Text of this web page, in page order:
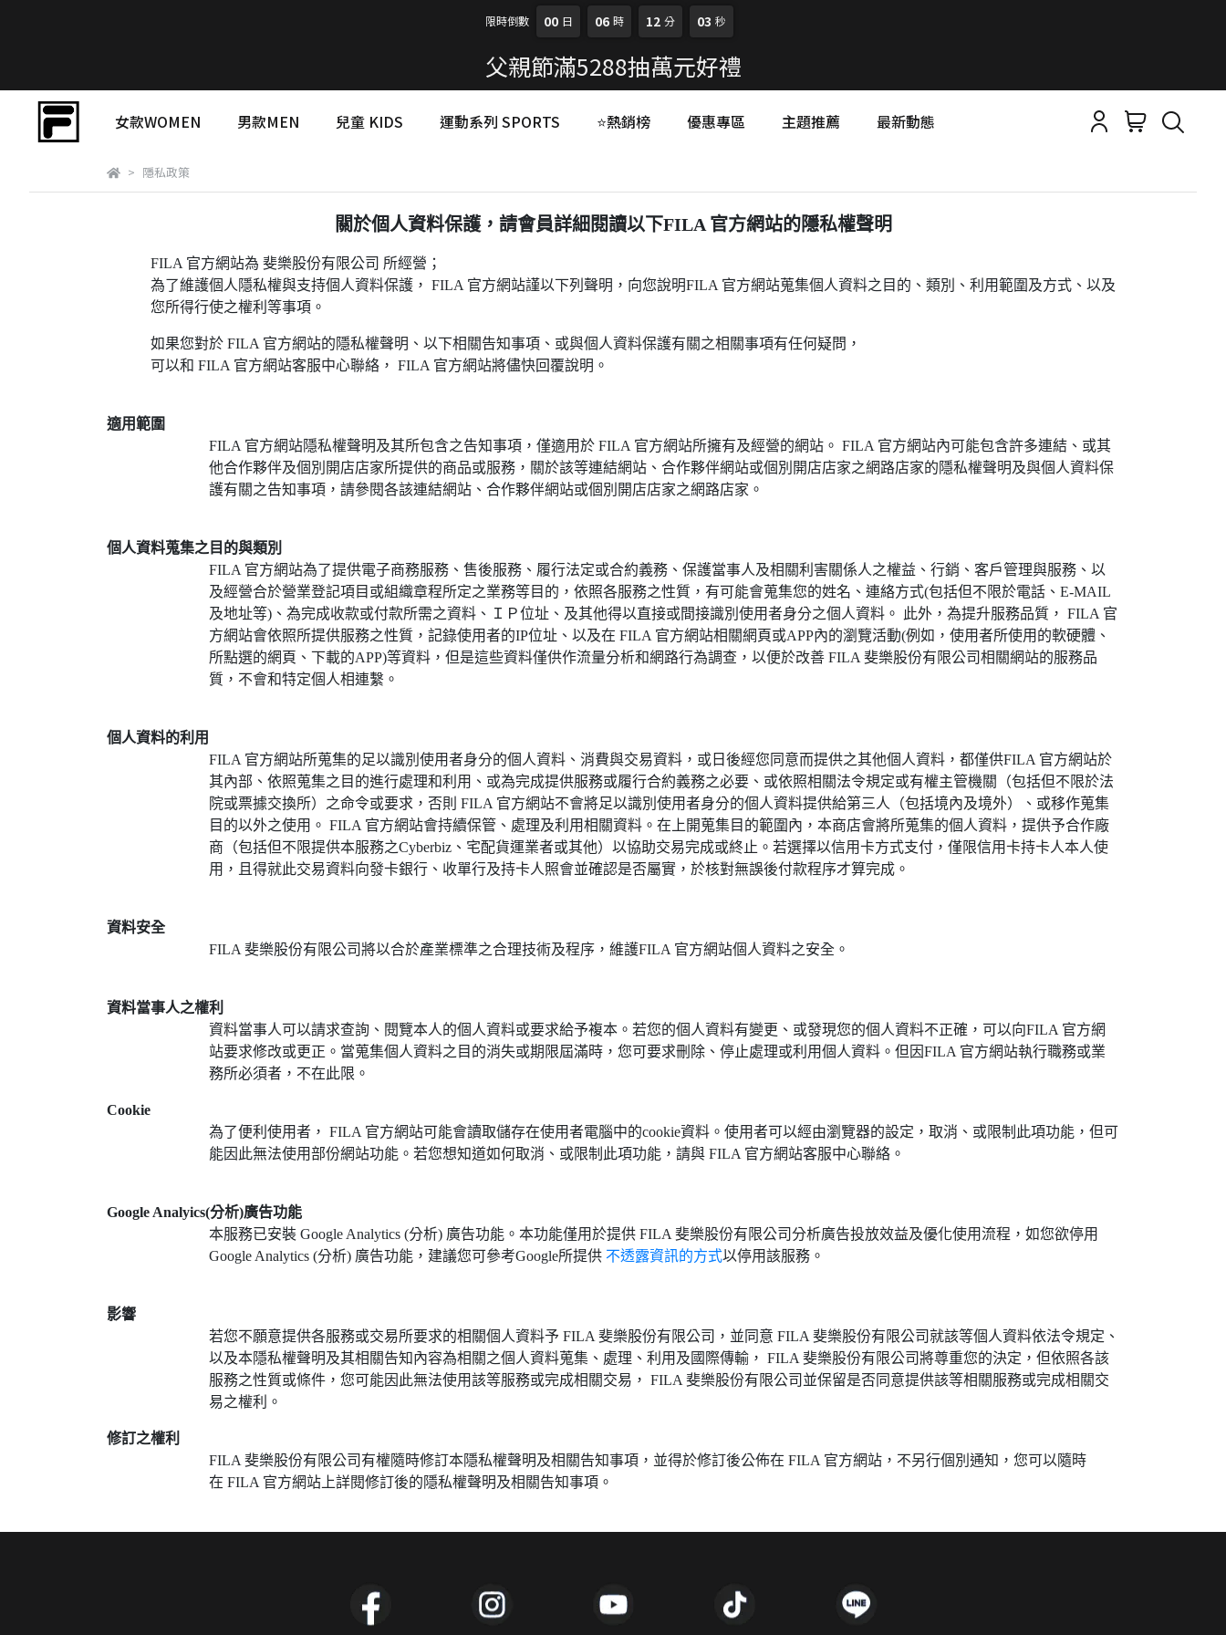
限時倒數 00 日 06 時 12 分 03 秒
父親節滿5288抽萬元好禮
女款WOMEN 男款MEN 兒童 KIDS 運動系列 SPORTS ⭐熱銷榜 優惠專區 主題推薦 最新動態
隱私政策
關於個人資料保護，請會員詳細閱讀以下FILA 官方網站的隱私權聲明
FILA 官方網站為 斐樂股份有限公司 所經營；
為了維護個人隱私權與支持個人資料保護， FILA 官方網站謹以下列聲明，向您說明FILA 官方網站蒐集個人資料之目的、類別、利用範圍及方式、以及
您所得行使之權利等事項。
如果您對於 FILA 官方網站的隱私權聲明、以下相關告知事項、或與個人資料保護有關之相關事項有任何疑問，
可以和 FILA 官方網站客服中心聯絡， FILA 官方網站將儘快回覆說明。
適用範圍
FILA 官方網站隱私權聲明及其所包含之告知事項，僅適用於 FILA 官方網站所擁有及經營的網站。 FILA 官方網站內可能包含許多連結、或其
他合作夥伴及個別開店店家所提供的商品或服務，關於該等連結網站、合作夥伴網站或個別開店店家之網路店家的隱私權聲明及與個人資料保
護有關之告知事項，請參閱各該連結網站、合作夥伴網站或個別開店店家之網路店家。
個人資料蒐集之目的與類別
FILA 官方網站為了提供電子商務服務、售後服務、履行法定或合約義務、保護當事人及相關利害關係人之權益、行銷、客戶管理與服務、以
及經營合於營業登記項目或組織章程所定之業務等目的，依照各服務之性質，有可能會蒐集您的姓名、連絡方式(包括但不限於電話、E-MAIL
及地址等)、為完成收款或付款所需之資料、ＩＰ位址、及其他得以直接或間接識別使用者身分之個人資料。 此外，為提升服務品質， FILA 官
方網站會依照所提供服務之性質，記錄使用者的IP位址、以及在 FILA 官方網站相關網頁或APP內的瀏覽活動(例如，使用者所使用的軟硬體、
所點選的網頁、下載的APP)等資料，但是這些資料僅供作流量分析和網路行為調查，以便於改善 FILA 斐樂股份有限公司相關網站的服務品
質，不會和特定個人相連繫。
個人資料的利用
FILA 官方網站所蒐集的足以識別使用者身分的個人資料、消費與交易資料，或日後經您同意而提供之其他個人資料，都僅供FILA 官方網站於
其內部、依照蒐集之目的進行處理和利用、或為完成提供服務或履行合約義務之必要、或依照相關法令規定或有權主管機關（包括但不限於法
院或票據交換所）之命令或要求，否則 FILA 官方網站不會將足以識別使用者身分的個人資料提供給第三人（包括境內及境外）、或移作蒐集
目的以外之使用。 FILA 官方網站會持續保管、處理及利用相關資料。在上開蒐集目的範圍內，本商店會將所蒐集的個人資料，提供予合作廠
商（包括但不限提供本服務之Cyberbiz、宅配貨運業者或其他）以協助交易完成或終止。若選擇以信用卡方式支付，僅限信用卡持卡人本人使
用，且得就此交易資料向發卡銀行、收單行及持卡人照會並確認是否屬實，於核對無誤後付款程序才算完成。
資料安全
FILA 斐樂股份有限公司將以合於產業標準之合理技術及程序，維護FILA 官方網站個人資料之安全。
資料當事人之權利
資料當事人可以請求查詢、閱覽本人的個人資料或要求給予複本。若您的個人資料有變更、或發現您的個人資料不正確，可以向FILA 官方網
站要求修改或更正。當蒐集個人資料之目的消失或期限屆滿時，您可要求刪除、停止處理或利用個人資料。但因FILA 官方網站執行職務或業
務所必須者，不在此限。
Cookie
為了便利使用者， FILA 官方網站可能會讀取儲存在使用者電腦中的cookie資料。使用者可以經由瀏覽器的設定，取消、或限制此項功能，但可
能因此無法使用部份網站功能。若您想知道如何取消、或限制此項功能，請與 FILA 官方網站客服中心聯絡。
Google Analyics(分析)廣告功能
本服務已安裝 Google Analytics (分析) 廣告功能。本功能僅用於提供 FILA 斐樂股份有限公司分析廣告投放效益及優化使用流程，如您欲停用
Google Analytics (分析) 廣告功能，建議您可參考Google所提供 不透露資訊的方式以停用該服務。
影響
若您不願意提供各服務或交易所要求的相關個人資料予 FILA 斐樂股份有限公司，並同意 FILA 斐樂股份有限公司就該等個人資料依法令規定、
以及本隱私權聲明及其相關告知內容為相關之個人資料蒐集、處理、利用及國際傳輸， FILA 斐樂股份有限公司將尊重您的決定，但依照各該
服務之性質或條件，您可能因此無法使用該等服務或完成相關交易， FILA 斐樂股份有限公司並保留是否同意提供該等相關服務或完成相關交
易之權利。
修訂之權利
FILA 斐樂股份有限公司有權隨時修訂本隱私權聲明及相關告知事項，並得於修訂後公佈在 FILA 官方網站，不另行個別通知，您可以隨時
在 FILA 官方網站上詳閱修訂後的隱私權聲明及相關告知事項。